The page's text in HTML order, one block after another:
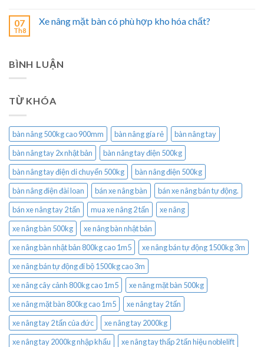
07
Th8
Xe nâng mặt bàn có phù hợp kho hóa chất?
BÌNH LUẬN
TỪ KHÓA
bàn nâng 500kg cao 900mm bàn nâng gía rẻ
bàn nâng tay
bàn nâng tay 2x nhật bản
bàn nâng tay điện 500kg
bàn nâng tay điện di chuyển 500kg
bàn nâng điện 500kg
bàn nâng điện đài loan
bán xe nâng bàn
bán xe nâng bán tự động.
bán xe nâng tay 2 tấn
mua xe nâng 2 tấn
xe nâng
xe nâng bàn 500kg
xe nâng bàn nhật bản
xe nâng bàn nhật bản 800kg cao 1m5
xe nâng bán tự động 1500kg 3m
xe nâng bán tự động đi bộ 1500kg cao 3m
xe nâng cây cảnh 800kg cao 1m5
xe nâng mặt bàn 500kg
xe nâng mặt bàn 800kg cao 1m5
xe nâng tay 2 tấn
xe nâng tay 2 tấn của đức
xe nâng tay 2000kg
xe nâng tay 2000kg nhập khẩu
xe nâng tay thấp 2 tấn hiệu noblelift